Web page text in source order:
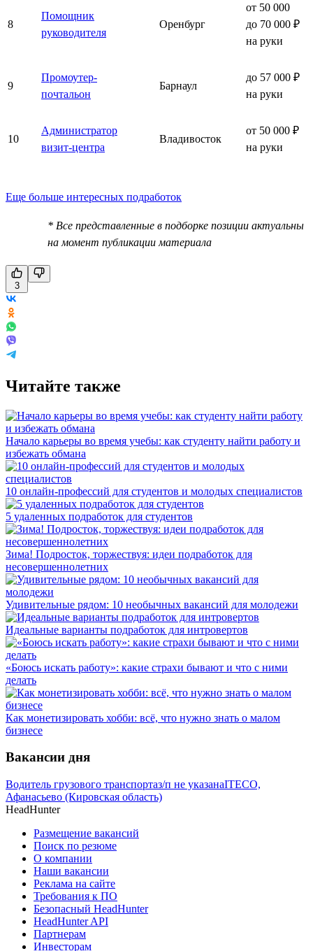
8
Помощник
руководителя
Оренбург
от 50 000
до 70 000 ₽
на руки
9
Промоутер-
почтальон
Барнаул
до 57 000 ₽
на руки
10
Администратор
визит-центра
Владивосток
от 50 000 ₽
на руки
Еще больше интересных подработок
* Все представленные в подборке позиции актуальны
на момент публикации материала
3
Читайте также
Начало карьеры во время учебы: как студенту найти работу и
избежать обмана
10 онлайн-профессий для студентов и молодых специалистов
5 удаленных подработок для студентов
Зима! Подросток, торжествуя: идеи подработок для
несовершеннолетних
Удивительные рядом: 10 необычных вакансий для молодежи
Идеальные варианты подработок для интровертов
«Боюсь искать работу»: какие страхи бывают и что с ними
делать
Как монетизировать хобби: всё, что нужно знать о малом
бизнесе
Вакансии дня
Водитель грузового транспортаз/п не указанаITECO,
Афанасьево (Кировская область)
HeadHunter
Размещение вакансий
Поиск по резюме
О компании
Наши вакансии
Реклама на сайте
Требования к ПО
Безопасный HeadHunter
HeadHunter API
Партнерам
Инвесторам